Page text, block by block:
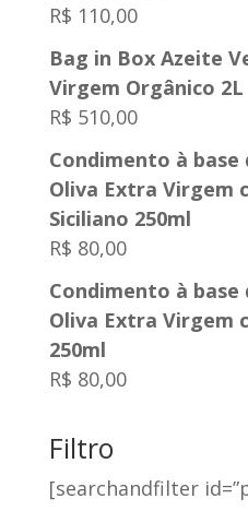
R$ 110,00
Bag in Box Azeite
Virgem Orgânico 2L
R$ 510,00
Condimento à base
Oliva Extra Virgem
Siciliano 250ml
R$ 80,00
Condimento à base
Oliva Extra Virgem
250ml
R$ 80,00
Filtro
[searchandfilter